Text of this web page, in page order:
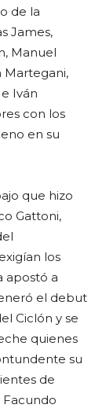
de la
James,
Manuel
Martegani,
Iván
con los
en su
que hizo
Gattoni,
los
apostó a
el debut
Ciclón y se
quienes
su
de
Facundo